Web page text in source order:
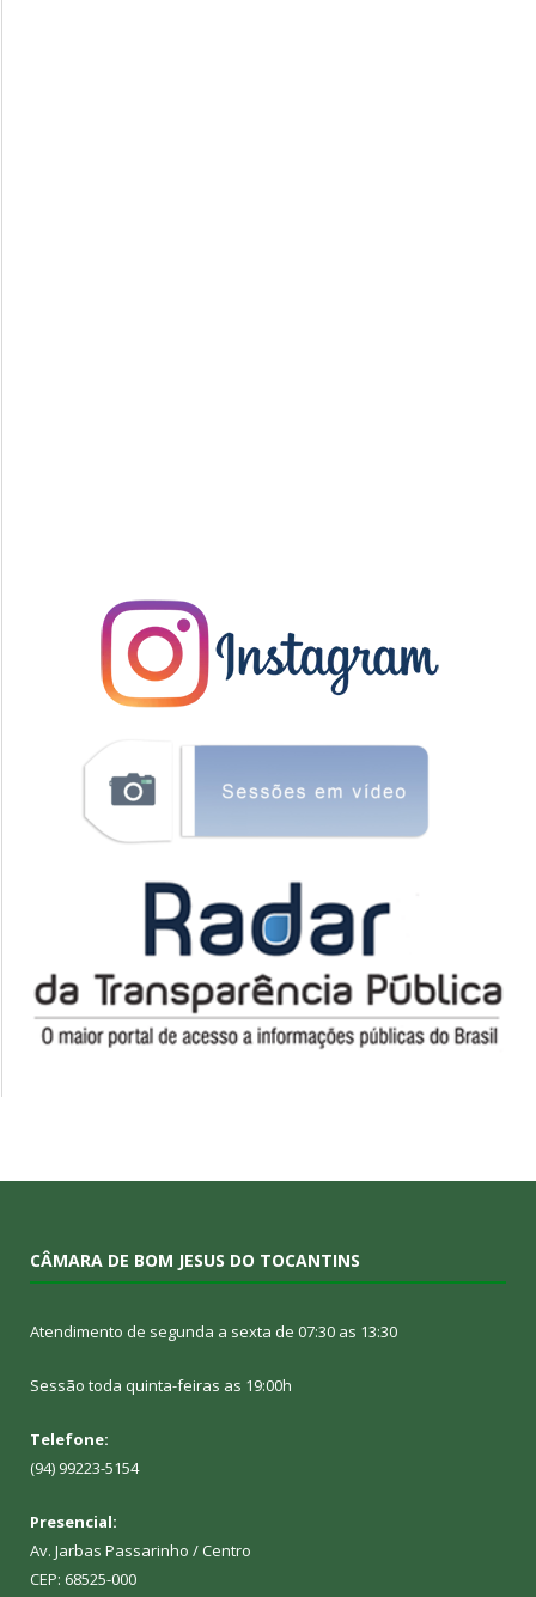
CÂMARA DE BOM JESUS DO TOCANTINS
Atendimento de segunda a sexta de 07:30 as 13:30
Sessão toda quinta-feiras as 19:00h
Telefone:
(94) 99223-5154
Presencial:
Av. Jarbas Passarinho / Centro
CEP: 68525-000